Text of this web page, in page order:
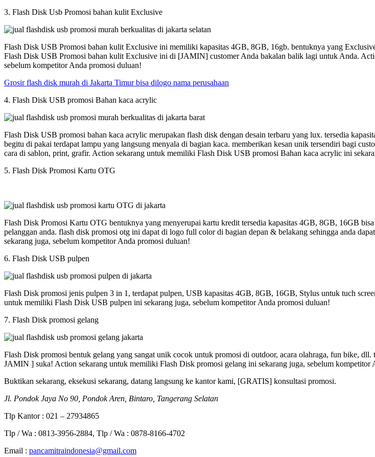
3. Flash Disk Usb Promosi bahan kulit Exclusive
Flash Disk USB Promosi bahan kulit Exclusive ini memiliki kapasitas 4GB, 8GB, 16gb. bentuknya yang
Flash Disk USB Promosi bahan kulit Exclusive ini di [JAMIN] customer Anda bakalan balik lagi untuk Anda.
sebelum kompetitor Anda promosi duluan!
Grosir flash disk murah di Jakarta Timur bisa dilogo nama perusahaan
4. Flash Disk USB promosi Bahan kaca acrylic
Flash Disk USB promosi bahan kaca acrylic merupakan flash disk dengan desain terbaru yang lux. tersedia
begitu di pakai terdapat lampu yang langsung menyala di bagian kaca. memberikan kesan unik tersendiri bagi
cara di sablon, print, grafir. Action sekarang untuk memiliki Flash Disk USB promosi Bahan kaca acrylic ini
5. Flash Disk Promosi Kartu OTG
Flash Disk Promosi Kartu OTG bentuknya yang menyerupai kartu kredit tersedia kapasitas 4GB, 8GB, 16GB
pelanggan anda. flash disk promosi otg ini dapat di logo full color di bagian depan & belakang sehingga anda
sekarang juga, sebelum kompetitor Anda promosi duluan!
6. Flash Disk USB pulpen
Flash Disk promosi jenis pulpen 3 in 1, terdapat pulpen, USB kapasitas 4GB, 8GB, 16GB, Stylus untuk tuch
untuk memiliki Flash Disk USB pulpen ini sekarang juga, sebelum kompetitor Anda promosi duluan!
7. Flash Disk promosi gelang
Flash Disk promosi bentuk gelang yang sangat unik cocok untuk promosi di outdoor, acara olahraga, fun bike,
JAMIN ] suka! Action sekarang untuk memiliki Flash Disk promosi gelang ini sekarang juga, sebelum kompetitor
Buktikan sekarang, eksekusi sekarang, datang langsung ke kantor kami, [GRATIS] konsultasi promosi.
Jl. Pondok Jaya No 90, Pondok Aren, Bintaro, Tangerang Selatan
Tlp Kantor : 021 – 27934865
Tlp / Wa : 0813-3956-2884, Tlp / Wa : 0878-8166-4702
Email : pancamitraindonesia@gmail.com